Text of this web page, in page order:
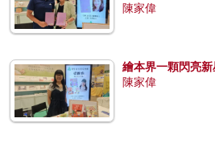
陳家偉
繪本界一顆閃亮新
陳家偉